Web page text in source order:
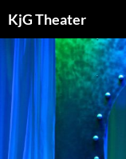
Inhalt
springen
KjG Theater